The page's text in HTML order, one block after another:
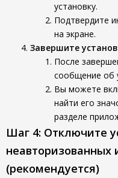
установку.
Подтвердите
на экране.
Завершите
После
сообщение об
Вы можете
найти его
разделе
Шаг 4: Отключите
неавторизованных
(рекомендуется)